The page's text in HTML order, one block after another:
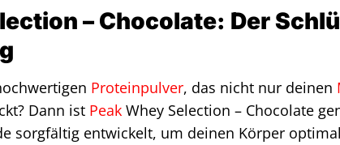
– Chocolate: Der
Proteinpulver, das nicht nur deinen
Dann ist Peak Whey Selection – Chocolate
sorgfältig entwickelt, um deinen Körper